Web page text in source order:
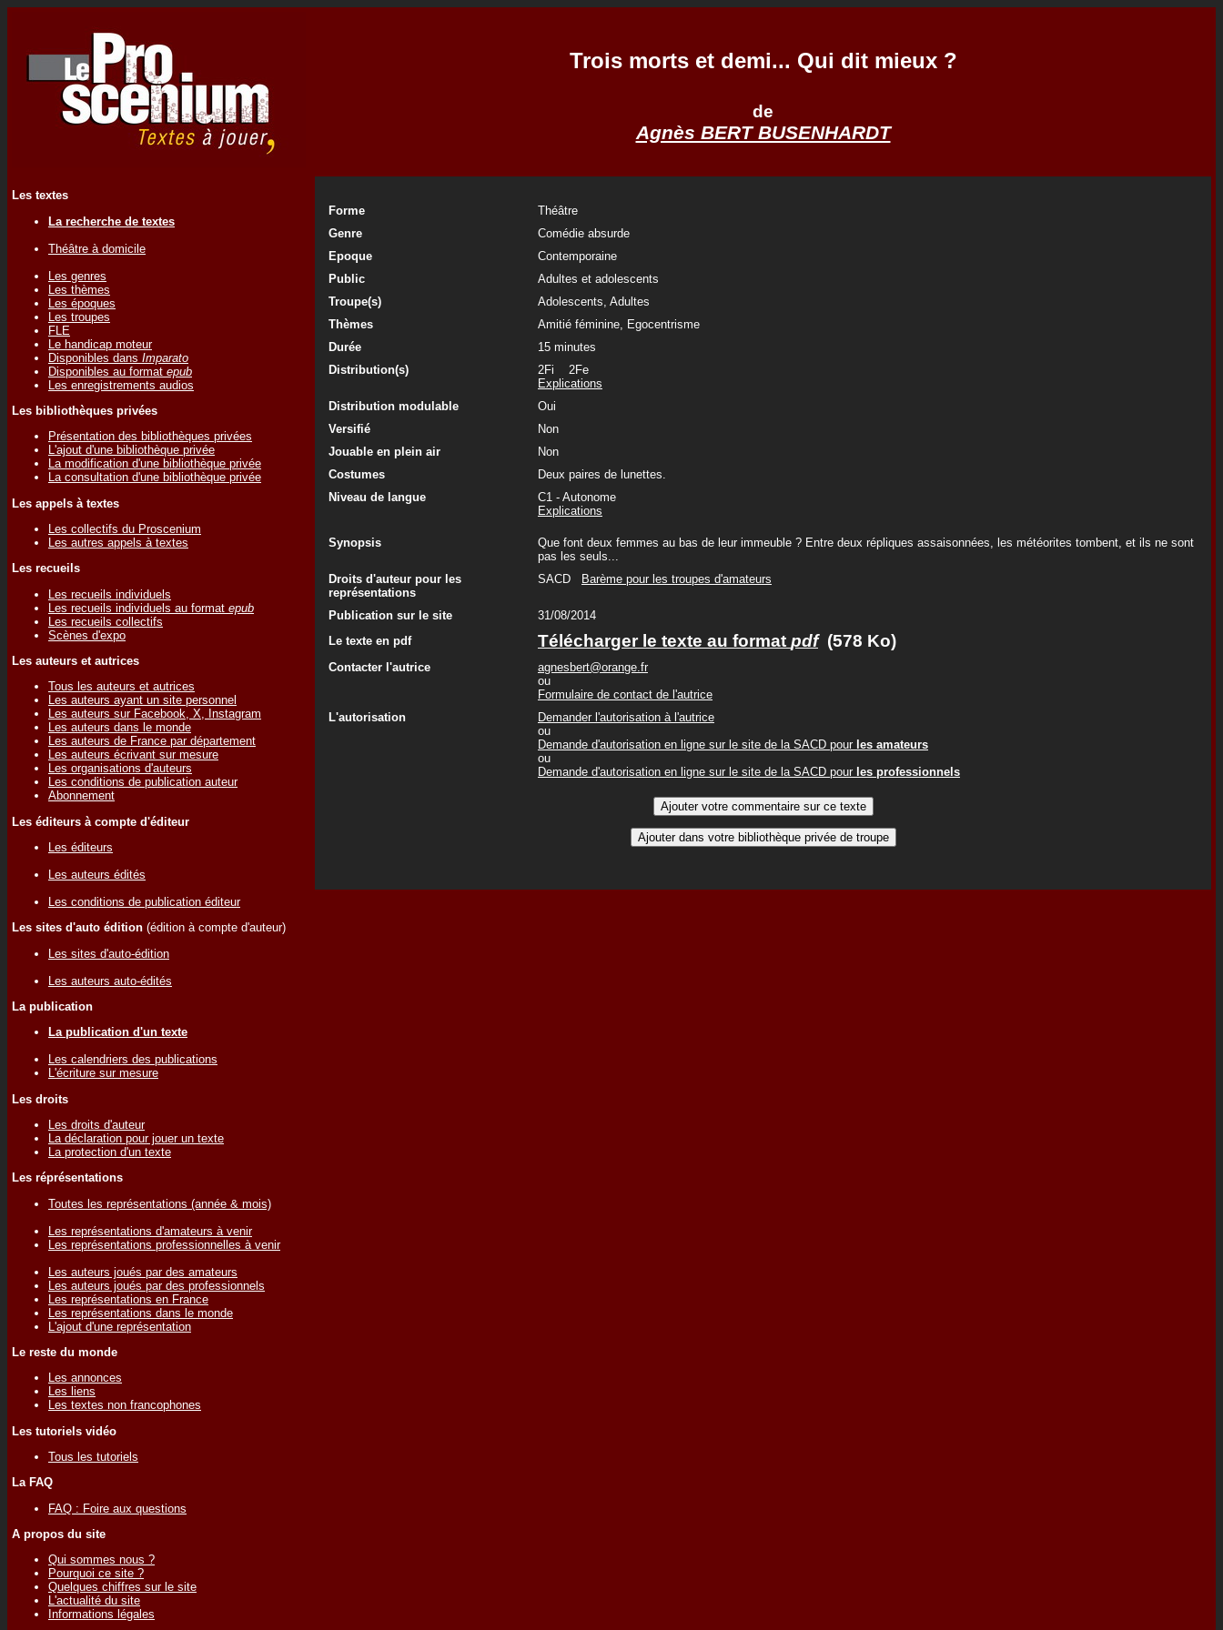
Trois morts et demi... Qui dit mieux ?
de
Agnès BERT BUSENHARDT
Les textes
La recherche de textes
Théâtre à domicile
Les genres
Les thèmes
Les époques
Les troupes
FLE
Le handicap moteur
Disponibles dans Imparato
Disponibles au format epub
Les enregistrements audios
Les bibliothèques privées
Présentation des bibliothèques privées
L'ajout d'une bibliothèque privée
La modification d'une bibliothèque privée
La consultation d'une bibliothèque privée
Les appels à textes
Les collectifs du Proscenium
Les autres appels à textes
Les recueils
Les recueils individuels
Les recueils individuels au format epub
Les recueils collectifs
Scènes d'expo
Les auteurs et autrices
Tous les auteurs et autrices
Les auteurs ayant un site personnel
Les auteurs sur Facebook, X, Instagram
Les auteurs dans le monde
Les auteurs de France par département
Les auteurs écrivant sur mesure
Les organisations d'auteurs
Les conditions de publication auteur
Abonnement
Les éditeurs à compte d'éditeur
Les éditeurs
Les auteurs édités
Les conditions de publication éditeur
Les sites d'auto édition (édition à compte d'auteur)
Les sites d'auto-édition
Les auteurs auto-édités
La publication
La publication d'un texte
Les calendriers des publications
L'écriture sur mesure
Les droits
Les droits d'auteur
La déclaration pour jouer un texte
La protection d'un texte
Les réprésentations
Toutes les représentations (année & mois)
Les représentations d'amateurs à venir
Les représentations professionnelles à venir
Les auteurs joués par des amateurs
Les auteurs joués par des professionnels
Les représentations en France
Les représentations dans le monde
L'ajout d'une représentation
Le reste du monde
Les annonces
Les liens
Les textes non francophones
Les tutoriels vidéo
Tous les tutoriels
La FAQ
FAQ : Foire aux questions
A propos du site
Qui sommes nous ?
Pourquoi ce site ?
Quelques chiffres sur le site
L'actualité du site
Informations légales
Forme
Théâtre
Genre
Comédie absurde
Epoque
Contemporaine
Public
Adultes et adolescents
Troupe(s)
Adolescents, Adultes
Thèmes
Amitié féminine, Egocentrisme
Durée
15 minutes
Distribution(s)
2Fi 2Fe
Explications
Distribution modulable
Oui
Versifié
Non
Jouable en plein air
Non
Costumes
Deux paires de lunettes.
Niveau de langue
C1 - Autonome
Explications
Synopsis
Que font deux femmes au bas de leur immeuble ? Entre deux répliques assaisonnées, les météorites tombent, et ils ne sont
pas les seuls...
Droits d'auteur pour les
représentations
SACD Barème pour les troupes d'amateurs
Publication sur le site
31/08/2014
Le texte en pdf
Télécharger le texte au format pdf(578 Ko)
Contacter l'autrice
agnesbert@orange.fr
ou
Formulaire de contact de l'autrice
L'autorisation
Demander l'autorisation à l'autrice
ou
Demande d'autorisation en ligne sur le site de la SACD pour les amateurs
ou
Demande d'autorisation en ligne sur le site de la SACD pour les professionnels